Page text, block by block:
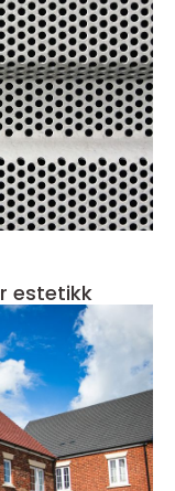
estetikk